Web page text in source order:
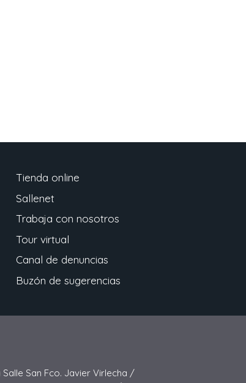
Tienda online
Sallenet
Trabaja con nosotros
Tour virtual
Canal de denuncias
Buzón de sugerencias
Salle San Fco. Javier Virlecha /